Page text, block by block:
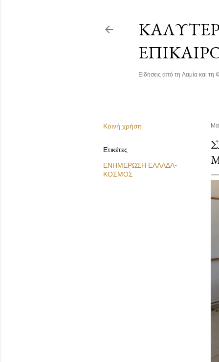
Ειδήσεις από τη Λαμία και τη
Κοινή χρήση
Ετικέτες
ΕΝΗΜΕΡΩΣΗ ΕΛΛΑΔΑ-
ΚΟΣΜΟΣ